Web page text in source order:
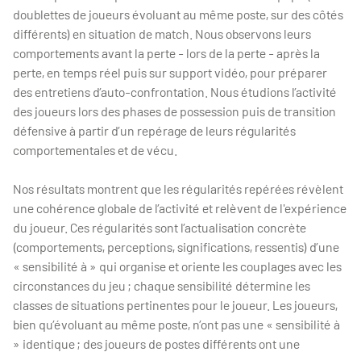
doublettes de joueurs évoluant au même poste, sur des côtés
différents) en situation de match. Nous observons leurs
comportements avant la perte - lors de la perte - après la
perte, en temps réel puis sur support vidéo, pour préparer
des entretiens d’auto-confrontation. Nous étudions l’activité
des joueurs lors des phases de possession puis de transition
défensive à partir d’un repérage de leurs régularités
comportementales et de vécu.
Nos résultats montrent que les régularités repérées révèlent
une cohérence globale de l’activité et relèvent de l'expérience
du joueur. Ces régularités sont l’actualisation concrète
(comportements, perceptions, significations, ressentis) d’une
« sensibilité à » qui organise et oriente les couplages avec les
circonstances du jeu ; chaque sensibilité détermine les
classes de situations pertinentes pour le joueur. Les joueurs,
bien qu’évoluant au même poste, n’ont pas une « sensibilité à
» identique ; des joueurs de postes différents ont une